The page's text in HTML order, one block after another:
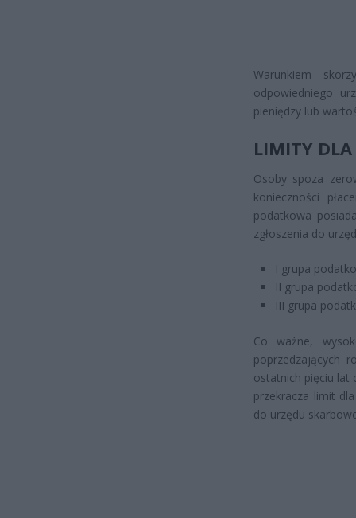
Warunkiem
odpowiedniego
pieniędzy lub
LIMITY DLA
Osoby spoza
konieczności
podatkowa
zgłoszenia do
I grupa
II grupa
III grupa
Co ważne,
poprzedzających
ostatnich pięciu lat
przekracza limit
do urzędu